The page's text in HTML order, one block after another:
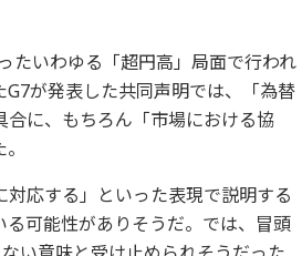
たいわゆる「超円高」局面で行われ
が発表した共同声明では、「為替
に、もちろん「市場における協
応する」といった表現で説明する
可能性がありそうだ。では、冒頭